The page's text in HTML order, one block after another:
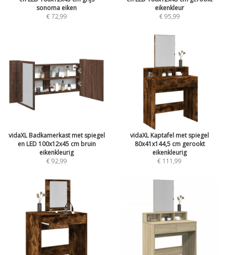
sonoma eiken
€ 72,99
eikenkleur
€ 95,99
vidaXL Badkamerkast met spiegel
en LED 100x12x45 cm bruin
eikenkleurig
€ 92,99
vidaXL Kaptafel met spiegel
80x41x144,5 cm gerookt
eikenkleurig
€ 111,99